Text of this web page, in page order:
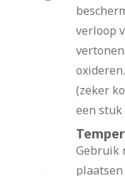
verloop
(zeker
een
Gebruik